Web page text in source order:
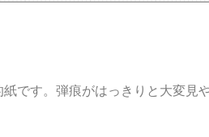
です。弾痕がはっきりと大変見